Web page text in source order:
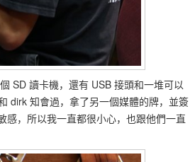
SD 讀卡機，還有 USB 接頭和一堆可以
dirk 知會過，拿了另一個媒體的牌，並簽
感，所以我一直都很小心，也跟他們一直